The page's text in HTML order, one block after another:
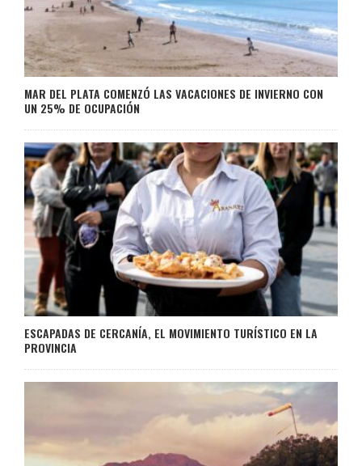
MAR DEL PLATA COMENZÓ LAS VACACIONES DE INVIERNO CON
UN 25% DE OCUPACIÓN
ESCAPADAS DE CERCANÍA, EL MOVIMIENTO TURÍSTICO EN LA
PROVINCIA